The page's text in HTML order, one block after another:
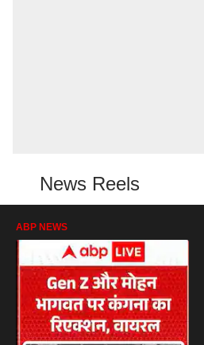
News Reels
ABP NEWS